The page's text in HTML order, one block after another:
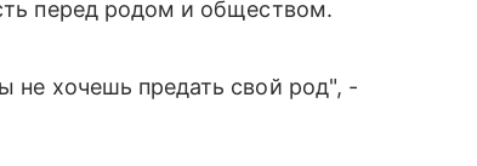
перед родом и обществом.
не хочешь предать свой род", -